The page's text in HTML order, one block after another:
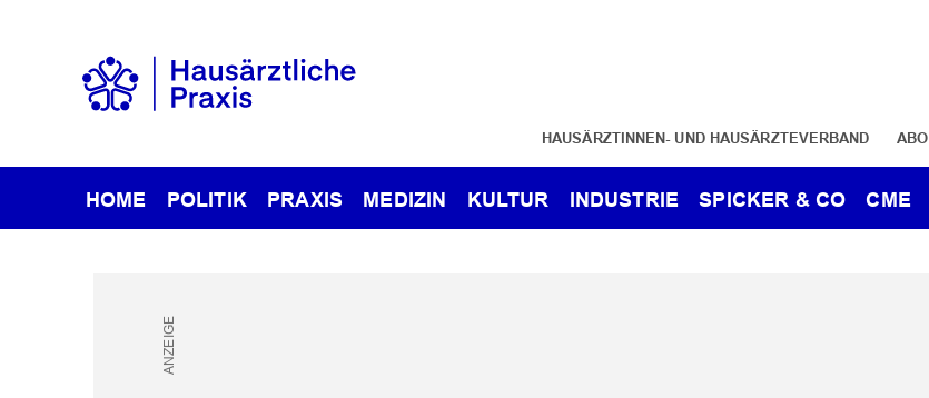
HAUSÄRZTINNEN- UND HAUSÄRZTEVERBAND ABO
HOME POLITIK PRAXIS MEDIZIN KULTUR INDUSTRIE SPICKER & CO CME